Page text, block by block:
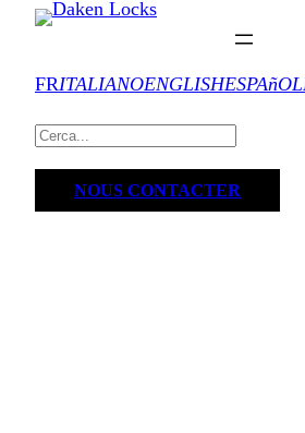
FRITALIANOENGLISHESPAñOL
NOUS CONTACTER